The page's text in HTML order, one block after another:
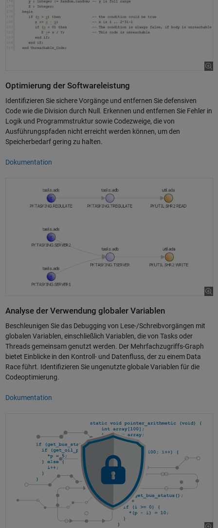
Optimierung der Softwareleistung
Identifizieren Sie sichere Vorgänge und entfernen Sie defensiven
Code wie die Division durch Null. Erkennen und entfernen Sie Fehler in
Logik und Programmstruktur sowie Codezweige, die von
Ausführungspfaden nicht erreicht werden können, um den
Speicherbedarf gering zu halten.
Dokumentation
Analyse der Verwendung globaler Variablen
Beschleunigen Sie das Debugging von Lese-/Schreibvorgängen mit
globalen Variablen, einschließlich Variablen, die von Tasks oder
Threads gemeinsam genutzt werden. Der Mehrfachzugriffs-Graph
bietet Einblicke in den Kontroll- und Datenfluss, der zu einem Data
Race führt. Identifizieren Sie ungenutzte globale Variablen für die
Codeoptimierung.
Dokumentation